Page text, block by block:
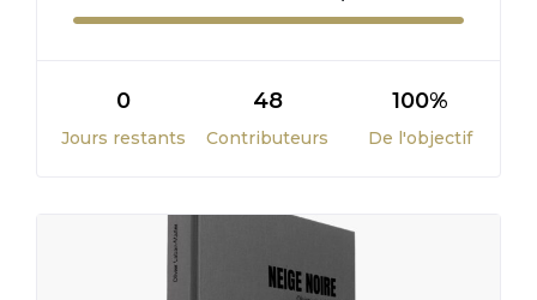
0
Jours restants
48
Contributeurs
100%
De l'objectif